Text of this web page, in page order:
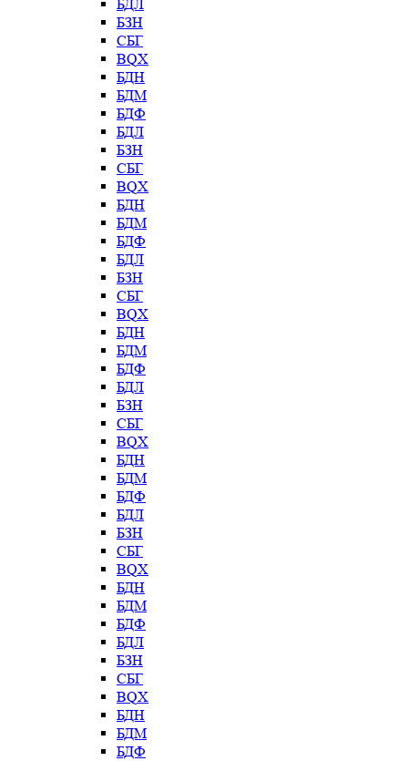
БДЛ
БЗН
СБГ
BQX
БДН
БДМ
БДФ
БДЛ
БЗН
СБГ
BQX
БДН
БДМ
БДФ
БДЛ
БЗН
СБГ
BQX
БДН
БДМ
БДФ
БДЛ
БЗН
СБГ
BQX
БДН
БДМ
БДФ
БДЛ
БЗН
СБГ
BQX
БДН
БДМ
БДФ
БДЛ
БЗН
СБГ
BQX
БДН
БДМ
БДФ